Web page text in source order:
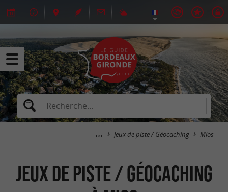
Jeux de piste / Géocaching Mios
Jeux de piste / Géocaching